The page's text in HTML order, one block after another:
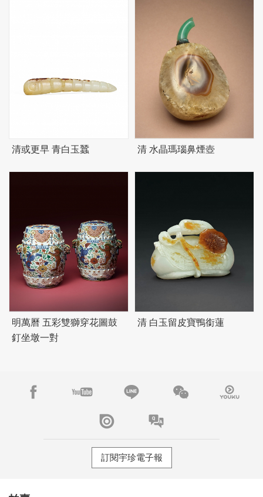
清或更早 青白玉蠶 清 水晶瑪瑙鼻煙壺
明萬曆 五彩雙獅穿花圖鼓
釘坐墩一對
清 白玉留皮寶鴨銜蓮
訂閱宇珍電子報